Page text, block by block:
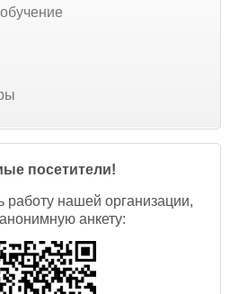
посетители!
работу нашей организации,
анкету: